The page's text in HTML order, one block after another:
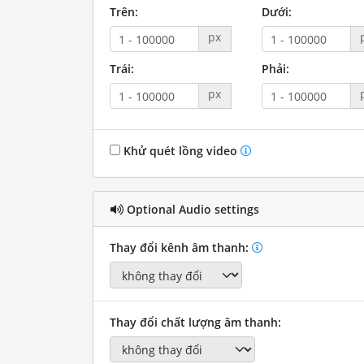
Trên:
px
Dưới:
Trái:
px
Phải:
Khử quét lồng video
Optional Audio settings
Thay đổi kênh âm thanh:
Thay đổi chất lượng âm thanh: